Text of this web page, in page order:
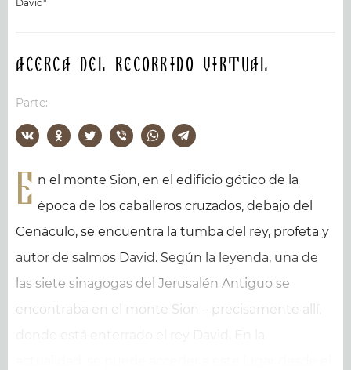
David"
Acerca del recorrido virtual
Parte:
E n el monte Sion, en el edificio gótico de la
época de los caballeros cruzados, debajo del
Cenáculo, se encuentra la tumba del rey, profeta y
autor de salmos David. Según la leyenda, una de
las siete sinagogas del Jerusalén Antiguo se
encontraba en el monte Sion – precisamente allí,